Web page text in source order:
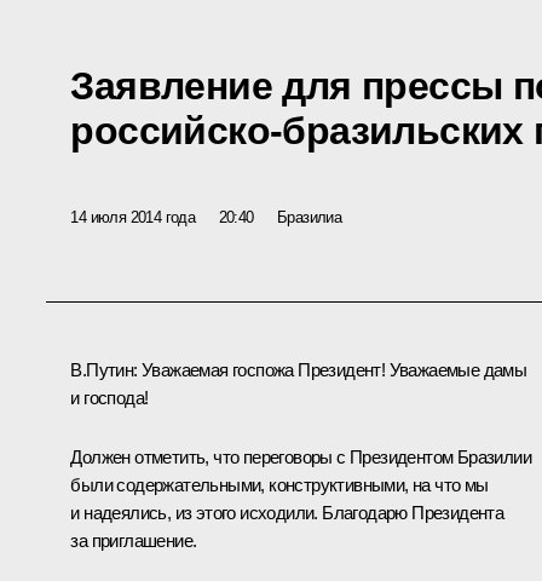
Заявление для прессы
российско-бразильских
14 июля 2014 года 20:40 Бразилиа
В.Путин: Уважаемая госпожа Президент! Уважаемые дамы
и господа!
Должен отметить, что переговоры с Президентом Бразилии
были содержательными, конструктивными, на что мы
и надеялись, из этого исходили. Благодарю Президента
за приглашение.